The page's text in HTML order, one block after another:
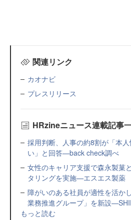
関連リンク
カオナビ
プレスリリース
HRzineニュース連載記事
採用判断、人事の約8割が「本
い」と回答—back check調べ
女性のキャリア支援で森永製菓
タリングを実施—エスエス製薬
障がいのある社員が適性を活か
業務推進グループ」を新設
もっと読む